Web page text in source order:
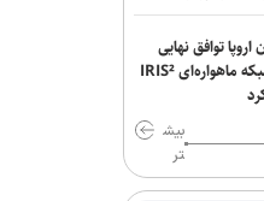
اجرای شبکه
ارزبری با نظارت
توافق نهایی
اجرای شبکه ماهواره‌ای IRIS²
بیش
تر